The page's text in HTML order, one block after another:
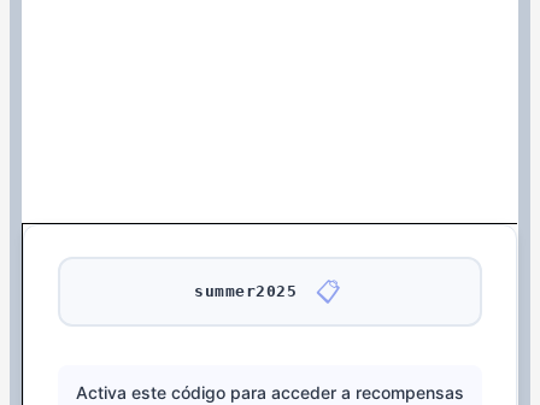
summer2025 📋
Activa este código para acceder a recompensas